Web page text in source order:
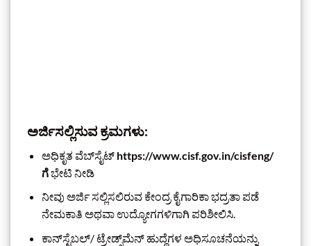
ಅರ್ಜಿಸಲ್ಲಿಸುವ ಕ್ರಮಗಳು:
ಅಧಿಕೃತ ವೆಬ್‌ಸೈಟ್https://www.cisf.gov.in/cisfeng/
ಗೆಭೇಟಿ ನೀಡಿ
ನೀವು ಅರ್ಜಿ ಸಲ್ಲಿಸಲಿರುವ ಕೇಂದ್ರ ಕೈಗಾರಿಕಾ ಭದ್ರತಾ ಪಡೆ
ನೇಮಕಾತಿ ಅಥವಾ ಉದ್ಯೋಗಗಳಿಗಾಗಿ ಪರಿಶೀಲಿಸಿ.
ಕಾನ್‌ಸ್ಟೆಬಲ್/ ಟ್ರೇಡ್ಸ್‌ಮೆನ್ ಹುದ್ದೆಗಳ ಅಧಿಸೂಚನೆಯನ್ನು